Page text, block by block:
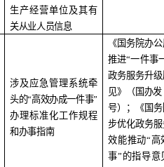
生产经营单位及其有
关从业人员信息
涉及应急管理系统牵
头的“高效办成一件事”
办理标准化工作规程
和办事指南
《国务院办
推进“一件事
政务服务升
见》（国办发
号）；《国
步优化政务
效能推动“高
事” 的指导意